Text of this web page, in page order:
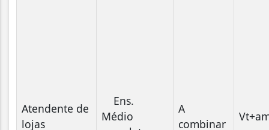
Atendente de
lojas
Ens.
Médio
A
combinar